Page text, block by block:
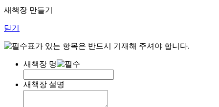
새책장 만들기
닫기
표가 있는 항목은 반드시 기재해 주셔야 합니다.
새책장 명
새책장 설명